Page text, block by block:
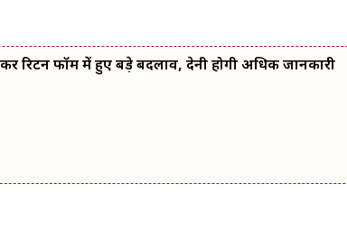
फॉर्म में हुए बड़े बदलाव, देनी होगी अधिक जानकारी